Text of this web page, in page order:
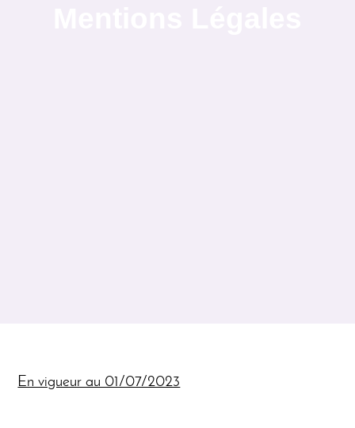
En vigueur au 01/07/2023